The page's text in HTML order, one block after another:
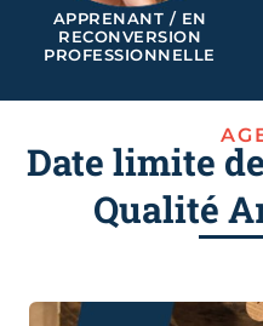
APPRENANT / EN
RECONVERSION
PROFESSIONNELLE
Date limite
Qualité